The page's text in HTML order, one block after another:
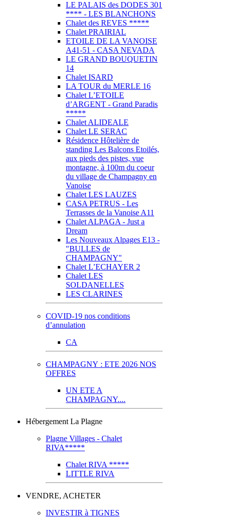
LE PALAIS des DODES 301
**** - LES BLANCHONS
Chalet des REVES *****
Chalet PRAIRIAL
ETOILE DE LA VANOISE
A41-51 - CASA NEVADA
LE GRAND BOUQUETIN
14
Chalet ISARD
LA TOUR du MERLE 16
Chalet L’ETOILE
d’ARGENT - Grand Paradis
*****
Chalet ALIDEALE
Chalet LE SERAC
Résidence Hôtelière de
standing Les Balcons Etoilés,
aux pieds des pistes, vue
montagne, à 100m du coeur
du village de Champagny en
Vanoise
Chalet LES LAUZES
CASA PETRUS - Les
Terrasses de la Vanoise A11
Chalet ALPAGA - Just a
Dream
Les Nouveaux Alpages E13 -
"BULLES de
CHAMPAGNY"
Chalet L’ECHAYER 2
Chalet LES
SOLDANELLES
LES CLARINES
COVID-19 nos conditions
d’annulation
CA
CHAMPAGNY : ETE 2026 NOS
OFFRES
UN ETE A
CHAMPAGNY....
Hébergement La Plagne
Plagne Villages - Chalet
RIVA*****
Chalet RIVA *****
LITTLE RIVA
VENDRE, ACHETER
INVESTIR à TIGNES